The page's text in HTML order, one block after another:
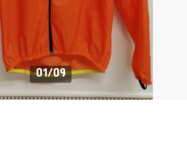
01/09